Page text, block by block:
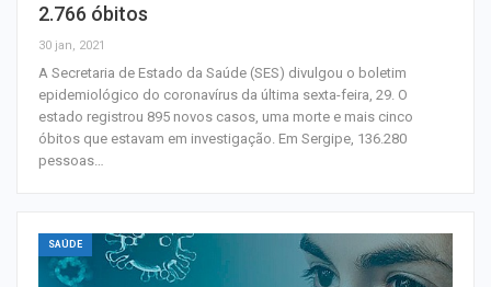
2.766 óbitos
30 jan, 2021
A Secretaria de Estado da Saúde (SES) divulgou o boletim
epidemiológico do coronavírus da última sexta-feira, 29. O
estado registrou 895 novos casos, uma morte e mais cinco
óbitos que estavam em investigação. Em Sergipe, 136.280
pessoas…
SAÚDE